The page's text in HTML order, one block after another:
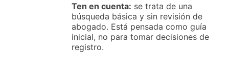
Ten en cuenta: se trata de una
búsqueda básica y sin revisión de
abogado. Está pensada como guía
inicial, no para tomar decisiones de
registro.